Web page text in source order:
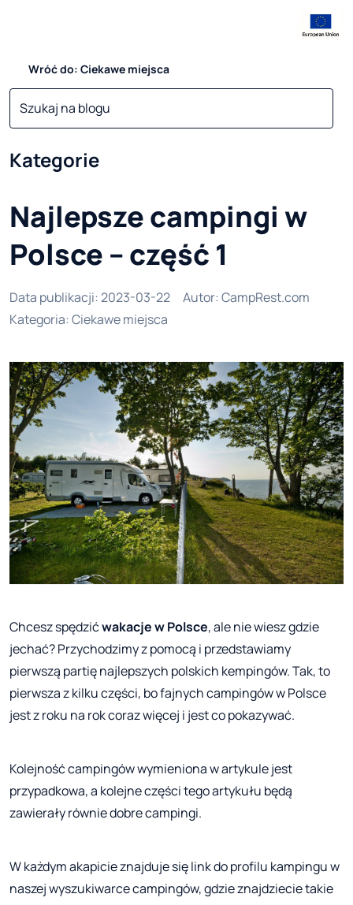
Wróć do: Ciekawe miejsca
Kategorie
Najlepsze campingi w
Polsce – część 1
Data publikacji: 2023-03-22 Autor: CampRest.com
Kategoria: Ciekawe miejsca
Chcesz spędzićwakacje w Polsce, ale nie wiesz gdzie
jechać? Przychodzimy z pomocą i przedstawiamy
pierwszą partię najlepszych polskich kempingów. Tak, to
pierwsza z kilku części, bo fajnych campingów w Polsce
jest z roku na rok coraz więcej i jest co pokazywać.
Kolejność campingów wymieniona w artykule jest
przypadkowa, a kolejne części tego artykułu będą
zawierały równie dobre campingi.
W każdym akapicie znajduje się link do profilu kampingu w
naszej wyszukiwarce campingów, gdzie znajdziecie takie